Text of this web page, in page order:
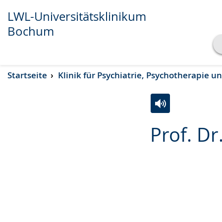
Transkript anzeigen
Abspielen
Pausieren
LWL-Universitätsklinikum
Bochum
Startseite Klinik für Psychiatrie, Psychotherapie
Prof.
Leichten
Audio-
Video